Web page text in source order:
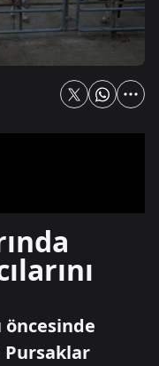
öncesinde
Pursaklar